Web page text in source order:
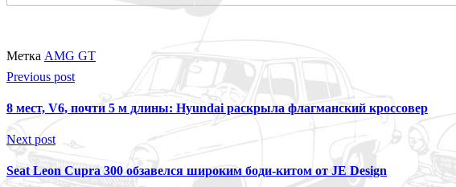
Метка AMG GT
Previous post
8 мест, V6, почти 5 м длины: Hyundai раскрыла флагманский кроссовер
Next post
Seat Leon Cupra 300 обзавелся широким боди-китом от JE Design